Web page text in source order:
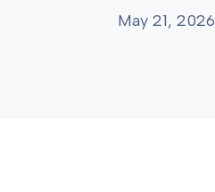
May 21, 2026